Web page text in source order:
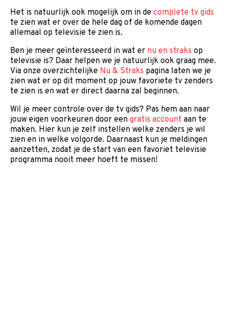
Het is natuurlijk ook mogelijk om in de complete tv gids
te zien wat er over de hele dag of de komende dagen
allemaal op televisie te zien is.
Ben je meer geïnteresseerd in wat er nu en straks op
televisie is? Daar helpen we je natuurlijk ook graag mee.
Via onze overzichtelijke Nu & Straks pagina laten we je
zien wat er op dit moment op jouw favoriete tv zenders
te zien is en wat er direct daarna zal beginnen.
Wil je meer controle over de tv gids? Pas hem aan naar
jouw eigen voorkeuren door een gratis account aan te
maken. Hier kun je zelf instellen welke zenders je wil
zien en in welke volgorde. Daarnaast kun je meldingen
aanzetten, zodat je de start van een favoriet televisie
programma nooit meer hoeft te missen!